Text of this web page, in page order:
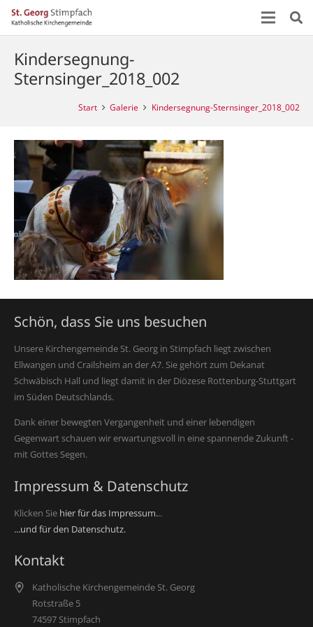
Kindersegnung-
Sternsinger_2018_002
Start Galerie Kindersegnung-Sternsinger_2018_002
Schön, dass Sie uns besuchen
Unsere Kirchengemeinde St. Georg in Stimpfach liegt zwischen
Ellwangen und Crailsheim an der A7. Sie gehört zum Dekanat
Schwäbisch Hall und liegt damit in der Diözese Rottenburg-Stuttgart
im Süden Deutschlands.
Dank einer bewegten Vergangenheit und einer lebendigen
Gegenwart schauen wir erwartungsvoll in eine spannende Zukunft -
mit Gottes Segen.
Impressum & Datenschutz
Klicken Sie hier für das Impressum...
...und für den Datenschutz.
Kontakt
Katholische Kirchengemeinde St. Georg
Rotstraße 5
74597 Stimpfach